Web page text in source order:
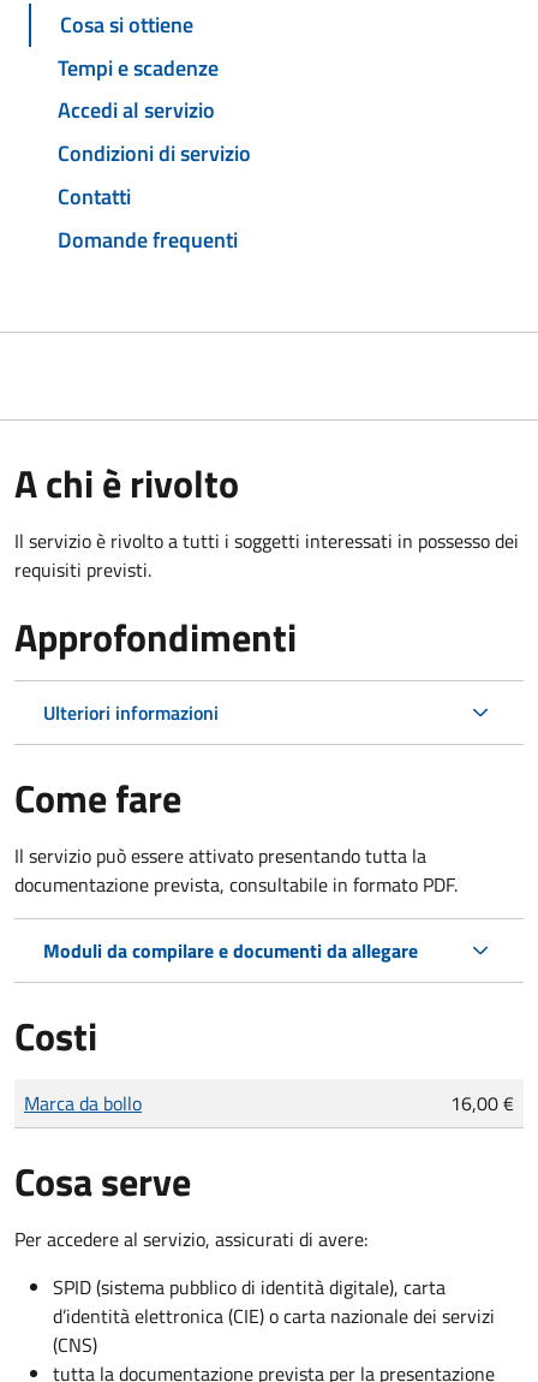
Cosa si ottiene
Tempi e scadenze
Accedi al servizio
Condizioni di servizio
Contatti
Domande frequenti
A chi è rivolto
Il servizio è rivolto a tutti i soggetti interessati in possesso dei
requisiti previsti.
Approfondimenti
Ulteriori informazioni
Come fare
Il servizio può essere attivato presentando tutta la
documentazione prevista, consultabile in formato PDF.
Moduli da compilare e documenti da allegare
Costi
Tipo di pagamento
Importo
Marca da bollo 16,00 €
Cosa serve
Per accedere al servizio, assicurati di avere:
SPID (sistema pubblico di identità digitale), carta
d’identità elettronica (CIE) o carta nazionale dei servizi
(CNS)
tutta la documentazione prevista per la presentazione